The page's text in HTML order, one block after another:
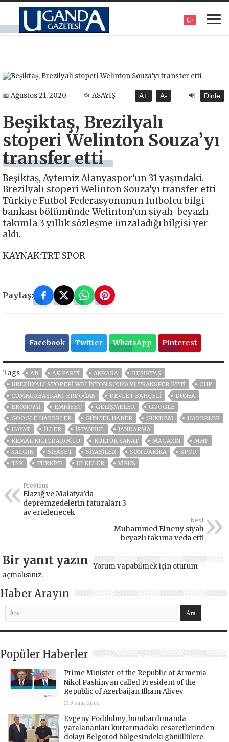
📅 Ağustos 21, 2020 📂 ASAYİŞ A+ A- 🔊 Dinle
Beşiktaş, Brezilyalı
stoperi Welinton Souza’yı
transfer etti
Beşiktaş, Aytemiz Alanyaspor’un 31 yaşındaki.
Brezilyalı stoperi Welinton Souza’yı transfer etti
Türkiye Futbol Federasyonunun futbolcu bilgi
bankası bölümünde Welinton’un siyah-beyazlı
takımla 3 yıllık sözleşme imzaladığı bilgisi yer
aldı.
KAYNAK:TRT SPOR
Paylaş:
Facebook Twitter WhatsApp Pinterest
Tags AB AK PARTİ ANKARA
BEŞIKTAŞ
BREZILYALI STOPERI WELINTON SOUZA'YI TRANSFER ETTI
CHP
CUMHURBAŞKANI ERDOĞAN
DEVLET BAHÇELİ
DÜNYA
EKONOMİ
EMNİYET GELIŞMELER
GOOGLE
GOOGLE HABERLER
GÜNCEL HABER GÜNDEM
HABERLER
HAYAT
İLLER ISTANBUL
JANDARMA
KEMAL KILIÇDAROĞLU
KÜLTÜR SANAT MAGAZİN
MHP
SALGIN
SİYASET SİYASİLER SON DAKIKA
SPOR
TSK
TÜRKİYE ÜLKELER VIRÜS
Previous
Elazığ ve Malatya’da
depremzedelerin faturaları 3
ay ertelenecek
Next
Muhammed Elneny siyah
beyazlı takıma veda etti
Bir yanıt yazın Yorum yapabilmek için oturum
açmalısınız.
Haber Arayın
Popüler Haberler
Prime Minister of the Republic of Armenia
Nikol Pashinyan called President of the
Republic of Azerbaijan Ilham Aliyev
3 saat önce
Evgeny Poddubny, bombardımanda
yaralananları kurtarmadaki cesaretlerinden
dolayı Belgorod bölgesindeki gönüllülere